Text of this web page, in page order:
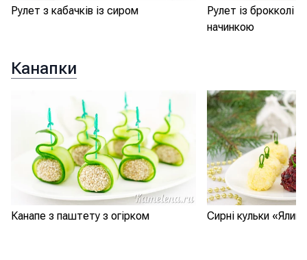
Рулет з кабачків із сиром
Рулет із брокколі
начинкою
Канапки
Канапе з паштету з огірком Сирні кульки